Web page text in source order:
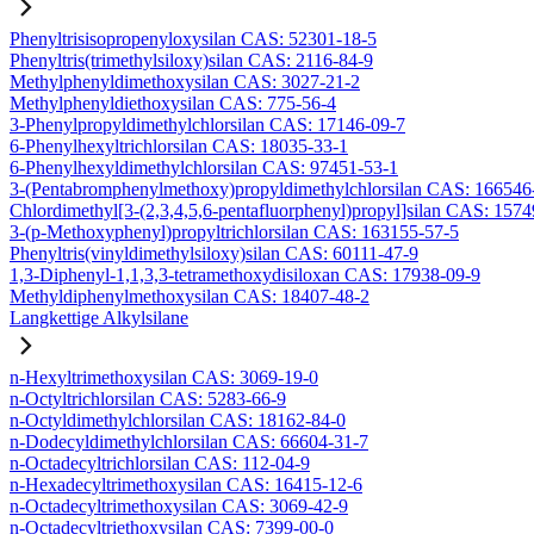
Phenyltrisisopropenyloxysilan CAS: 52301-18-5
Phenyltris(trimethylsiloxy)silan CAS: 2116-84-9
Methylphenyldimethoxysilan CAS: 3027-21-2
Methylphenyldiethoxysilan CAS: 775-56-4
3-Phenylpropyldimethylchlorsilan CAS: 17146-09-7
6-Phenylhexyltrichlorsilan CAS: 18035-33-1
6-Phenylhexyldimethylchlorsilan CAS: 97451-53-1
3-(Pentabromphenylmethoxy)propyldimethylchlorsilan CAS:
Chlordimethyl[3-(2,3,4,5,6-pentafluorphenyl)propyl]silan CAS:
3-(p-Methoxyphenyl)propyltrichlorsilan CAS: 163155-57-5
Phenyltris(vinyldimethylsiloxy)silan CAS: 60111-47-9
1,3-Diphenyl-1,1,3,3-tetramethoxydisiloxan CAS: 17938-09-9
Methyldiphenylmethoxysilan CAS: 18407-48-2
Langkettige Alkylsilane
n-Hexyltrimethoxysilan CAS: 3069-19-0
n-Octyltrichlorsilan CAS: 5283-66-9
n-Octyldimethylchlorsilan CAS: 18162-84-0
n-Dodecyldimethylchlorsilan CAS: 66604-31-7
n-Octadecyltrichlorsilan CAS: 112-04-9
n-Hexadecyltrimethoxysilan CAS: 16415-12-6
n-Octadecyltrimethoxysilan CAS: 3069-42-9
n-Octadecyltriethoxysilan CAS: 7399-00-0